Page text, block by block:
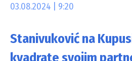
03.08.2024 | 9:20
Stanivuković na
kvadrate svojim